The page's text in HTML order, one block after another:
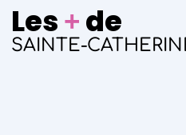
Les + de
SAINTE-